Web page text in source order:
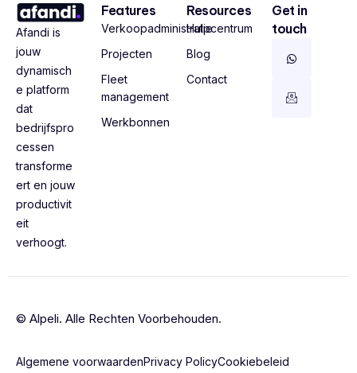
Afandi is
jouw
dynamisch
e platform
dat
bedrijfspro
cessen
transforme
ert en jouw
productivit
eit
verhoogt.
Features
Verkoopadministratie
Projecten
Fleet
management
Werkbonnen
Resources
Hulpcentrum
Blog
Contact
Get in
touch
© Alpeli. Alle Rechten Voorbehouden.
Algemene voorwaardenPrivacy PolicyCookiebeleid